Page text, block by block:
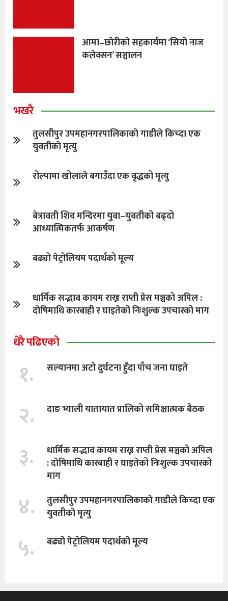
आमा–छोरीको सहकार्यमा ‘सियो नाज
कलेक्सन’ सञ्चालन
भखरै
तुलसीपुर उपमहानगरपालिकाकाे गाडीले किच्दा एक
युवतीकाे मृत्यु
रोल्पामा खोलाले बगाउँदा एक वृद्धको मृत्यु
बेत्रावती शिव मन्दिरमा युवा–युवतीको बढ्दो
आध्यात्मिकतर्फ आकर्षण
बढ्यो पेट्रोलियम पदार्थको मूल्य
धार्मिक सद्भाव कायम राख्न राप्ती प्रेस मञ्चको अपिल :
दाेषिमाथि कारबाही र घाइतेको निःशुल्क उपचारको माग
धेरै पढिएको
१. सल्यानमा अटो दुर्घटना हुँदा पाँच जना घाइते
२. दाङ भ्याली यातायात प्रालिको समिक्षात्मक बैठक
३.
धार्मिक सद्भाव कायम राख्न राप्ती प्रेस मञ्चको अपिल
: दाेषिमाथि कारबाही र घाइतेको निःशुल्क उपचारको
माग
४.
तुलसीपुर उपमहानगरपालिकाकाे गाडीले किच्दा एक
युवतीकाे मृत्यु
५. बढ्यो पेट्रोलियम पदार्थको मूल्य